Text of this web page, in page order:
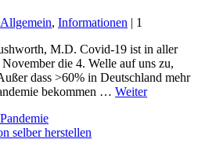
Allgemein, Informationen | 1
M.D. Covid-19 ist in aller
die 4. Welle auf uns zu,
dass >60% in Deutschland mehr
bekommen … Weiter
Pandemie